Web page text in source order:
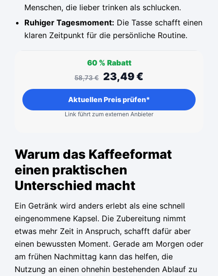
Menschen, die lieber trinken als schlucken.
Ruhiger Tagesmoment: Die Tasse schafft einen
klaren Zeitpunkt für die persönliche Routine.
60 % Rabatt
58,73€ 23,49€
Aktuellen Preis prüfen*
Link führt zum externen Anbieter
Warum das Kaffeeformat
einen praktischen
Unterschied macht
Ein Getränk wird anders erlebt als eine schnell
eingenommene Kapsel. Die Zubereitung nimmt
etwas mehr Zeit in Anspruch, schafft dafür aber
einen bewussten Moment. Gerade am Morgen oder
am frühen Nachmittag kann das helfen, die
Nutzung an einen ohnehin bestehenden Ablauf zu